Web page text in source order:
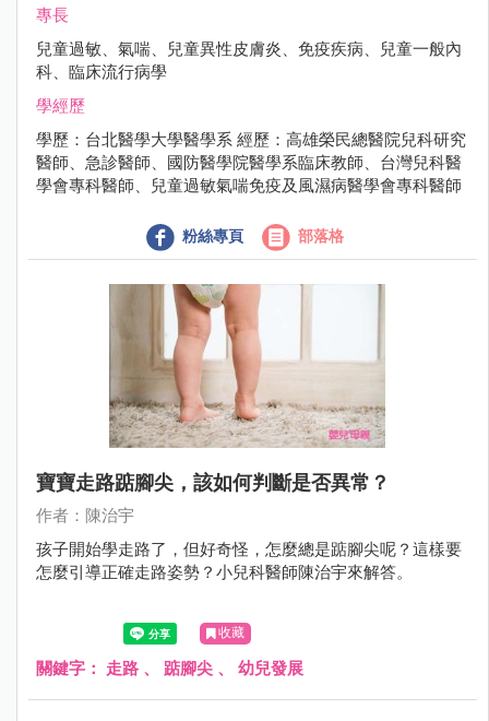
專長
兒童過敏、氣喘、兒童異性皮膚炎、免疫疾病、兒童一般內
科、臨床流行病學
學經歷
學歷：台北醫學大學醫學系 經歷：高雄榮民總醫院兒科研究
醫師、急診醫師、國防醫學院醫學系臨床教師、台灣兒科醫
學會專科醫師、兒童過敏氣喘免疫及風濕病醫學會專科醫師
粉絲專頁 部落格
寶寶走路踮腳尖，該如何判斷是否異常？
作者：陳治宇
孩子開始學走路了，但好奇怪，怎麼總是踮腳尖呢？這樣要
怎麼引導正確走路姿勢？小兒科醫師陳治宇來解答。
收藏
關鍵字： 走路 、 踮腳尖 、 幼兒發展